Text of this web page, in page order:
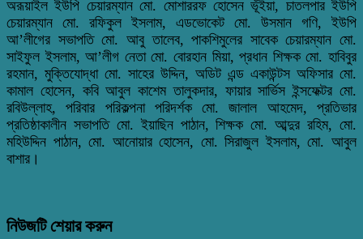
অরূয়াইল ইউপি চেয়ারম্যান মো. মোশাররফ হোসেন ভূঁইয়া, চাতলপার ইউপি
চেয়ারম্যান মো. রফিকুল ইসলাম, এডভোকেট মো. উসমান গণি, ইউপি
আ’লীগের সভাপতি মো. আবু তালেব, পাকশিমুলের সাবেক চেয়ারম্যান মো.
সাইফুল ইসলাম, আ’লীগ নেতা মো. বোরহান মিয়া, প্রধান শিক্ষক মো. হাবিবুর
রহমান, মুক্তিযোদ্ধা মো. সাহের উদ্দিন, অডিট এন্ড একাউন্টস অফিসার মো.
কামাল হোসেন, কবি আবুল কাশেম তালুকদার, ফায়ার সার্ভিস ইন্সফেক্টর মো.
রবিউল্লাহ, পরিবার পরিকল্পনা পরিদর্শক মো. জালাল আহমেদ, প্রতিভার
প্রতিষ্ঠাকালীন সভাপতি মো. ইয়াছিন পাঠান, শিক্ষক মো. আব্দুর রহিম, মো.
মহিউদ্দিন পাঠান, মো. আনোয়ার হোসেন, মো. সিরাজুল ইসলাম, মো. আবুল
বাশার।
নিউজটি শেয়ার করুন